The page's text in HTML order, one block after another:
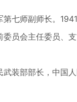
七师副师长。
员会主任委员、
装部部长，中国